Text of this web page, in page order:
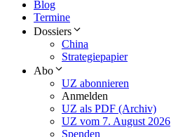
Blog
Termine
Dossiers
China
Strategiepapier
Abo
UZ abonnieren
Anmelden
UZ als PDF (Archiv)
UZ vom 7. August 2026
Spenden